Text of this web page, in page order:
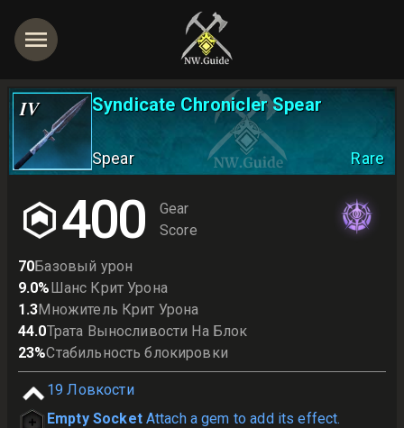
IV Syndicate Chronicler Spear
Spear Rare
400
Gear
Score
70Базовый урон
9.0%Шанс Крит Урона
1.3Множитель Крит Урона
44.0Трата Выносливости На Блок
23%Стабильность блокировки
19 Ловкости
Empty Socket Attach a gem to add its effect.